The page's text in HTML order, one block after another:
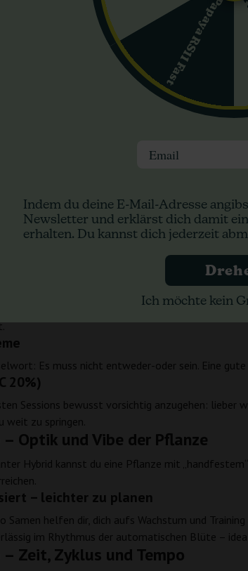
mit leichtem Indica-Fokus
und Gelassenheit miteinander verbindet. In der
Aroma und Geschmack
nicht nur ein nettes Extra, sondern ein echter
wenn du weiche, „patisserieartige“ Noten magst,
im Geschmacksprofil
ab, während der frische Akzent dafür sorgt,
Wirkung
und energetisch beschrieben. Bedeutet:
kontrolliert.
du in Bewegung kommen willst
suchst, bringt Blueberry Muffin Auto dafür die
Es muss nicht entweder-oder sein. Eine
20%)
Sessions bewusst vorsichtig anzugehen:
zu springen.
Optik und Vibe der Pflanze
Hybrid kannst du eine Pflanze mit
– leichter zu planen
Samen helfen dir, dich aufs Wachstum und
im Rhythmus der automatischen Blüte –
Zeit, Zyklus und Tempo
Papaya RS11 Fast
Email
Indem du deine E-Mail-Adresse
Newsletter und erklärst dich damit
erhalten. Du kannst dich jederzeit
Ich möchte kein